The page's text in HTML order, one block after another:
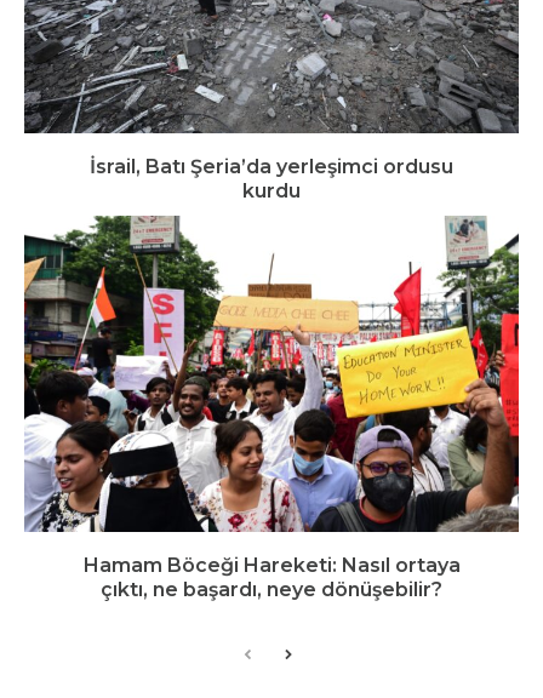
İsrail, Batı Şeria’da yerleşimci ordusu
kurdu
Hamam Böceği Hareketi: Nasıl ortaya
çıktı, ne başardı, neye dönüşebilir?